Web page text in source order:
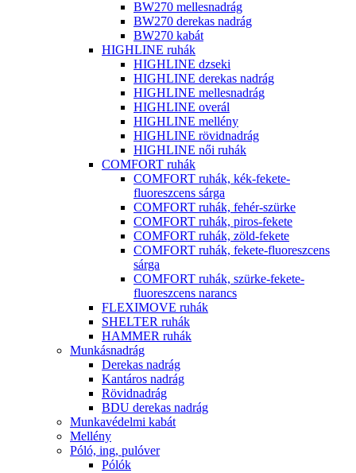
BW270 mellesnadrág
BW270 derekas nadrág
BW270 kabát
HIGHLINE ruhák
HIGHLINE dzseki
HIGHLINE derekas nadrág
HIGHLINE mellesnadrág
HIGHLINE overál
HIGHLINE mellény
HIGHLINE rövidnadrág
HIGHLINE női ruhák
COMFORT ruhák
COMFORT ruhák, kék-fekete-
fluoreszcens sárga
COMFORT ruhák, fehér-szürke
COMFORT ruhák, piros-fekete
COMFORT ruhák, zöld-fekete
COMFORT ruhák, fekete-fluoreszcens
sárga
COMFORT ruhák, szürke-fekete-
fluoreszcens narancs
FLEXIMOVE ruhák
SHELTER ruhák
HAMMER ruhák
Munkásnadrág
Derekas nadrág
Kantáros nadrág
Rövidnadrág
BDU derekas nadrág
Munkavédelmi kabát
Mellény
Póló, ing, pulóver
Pólók